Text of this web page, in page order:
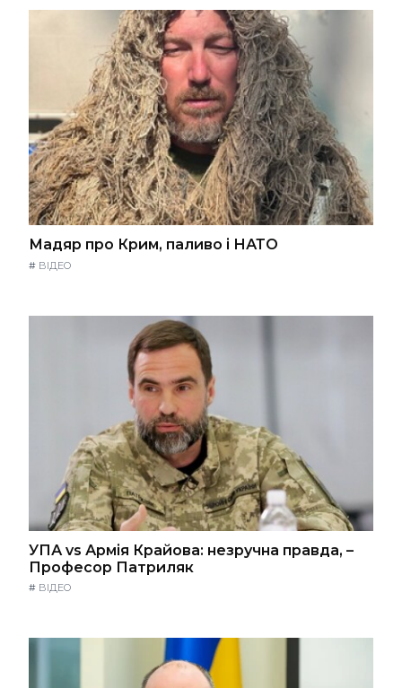
Мадяр про Крим, паливо і НАТО
# ВІДЕО
УПА vs Армія Крайова: незручна правда, –
Професор Патриляк
# ВІДЕО